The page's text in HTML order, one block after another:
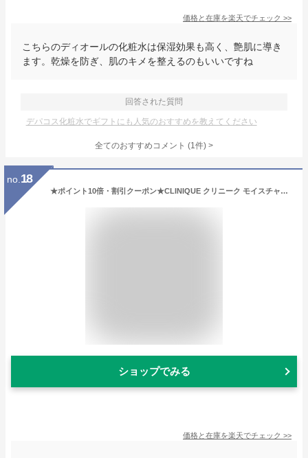
価格と在庫を楽天でチェック >>
こちらのディオールの化粧水は保湿効果も高く、艶肌に導き
ます。乾燥を防ぎ、肌のキメを整えるのもいいですね
回答された質問
デパコス化粧水でギフトにも人気のおすすめを教えてください
全てのおすすめコメント (1件) >
no. 18
★ポイント10倍・割引クーポン★CLINIQUE クリニーク モイスチャー サージ ハイドロ ローション 400ml【宅配便送料無料】
ショップでみる
価格と在庫を楽天でチェック >>